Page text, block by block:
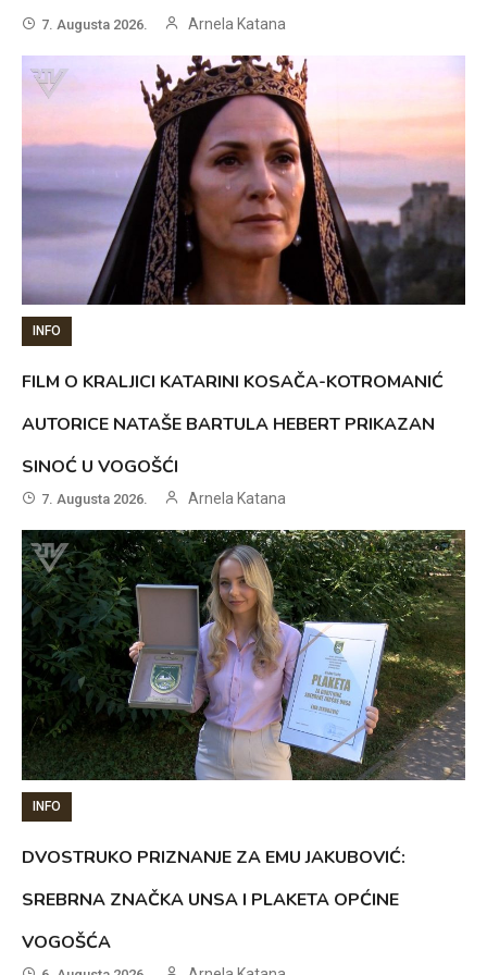
7. Augusta 2026. Arnela Katana
INFO
FILM O KRALJICI KATARINI KOSAČA-KOTROMANIĆ
AUTORICE NATAŠE BARTULA HEBERT PRIKAZAN
SINOĆ U VOGOŠĆI
7. Augusta 2026. Arnela Katana
INFO
DVOSTRUKO PRIZNANJE ZA EMU JAKUBOVIĆ:
SREBRNA ZNAČKA UNSA I PLAKETA OPĆINE
VOGOŠĆA